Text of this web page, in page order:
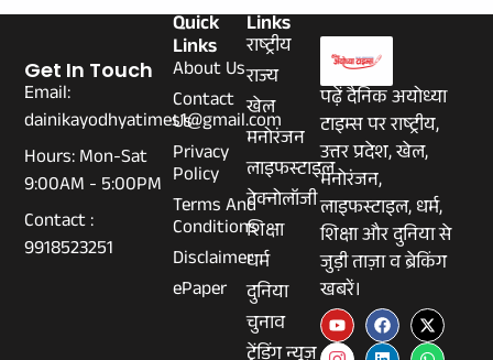
पढ़ें दैनिक अयोध्या
टाइम्स पर राष्ट्रीय,
उत्तर प्रदेश, खेल,
मनोरंजन,
लाइफस्टाइल, धर्म,
शिक्षा और दुनिया से
जुड़ी ताज़ा व ब्रेकिंग
खबरें।
Links
राष्ट्रीय
राज्य
खेल
मनोरंजन
लाइफस्टाइल
टेक्नोलॉजी
शिक्षा
धर्म
दुनिया
चुनाव
Quick
Links
About Us
Contact
Us
Privacy
Policy
Terms And
Conditions
Disclaimer
ePaper
Get In Touch
Email:
dainikayodhyatimes1@gmail.com
Hours: Mon-Sat
9:00AM - 5:00PM
Contact :
9918523251